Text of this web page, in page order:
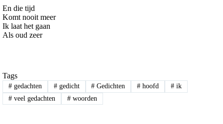
En die tijd
Komt nooit meer
Ik laat het gaan
Als oud zeer
Tags
#gedachten #gedicht # Gedichten # hoofd # ik
#veel gedachten #woorden